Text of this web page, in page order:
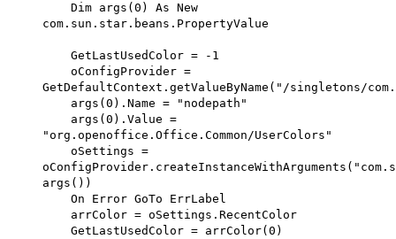
Dim args(0) As New
com.sun.star.beans.PropertyValue
GetLastUsedColor = -1
oConfigProvider =
GetDefaultContext.getValueByName("/singletons/
args(0).Name = "nodepath"
args(0).Value =
"org.openoffice.Office.Common/UserColors"
oSettings =
args())
On Error GoTo ErrLabel
arrColor = oSettings.RecentColor
GetLastUsedColor = arrColor(0)